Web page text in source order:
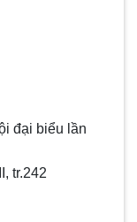
đại biểu lần
tr.242